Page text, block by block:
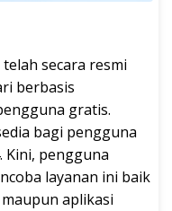
secara resmi
berbasis
gratis.
bagi pengguna
Kini, pengguna
layanan ini baik
aplikasi